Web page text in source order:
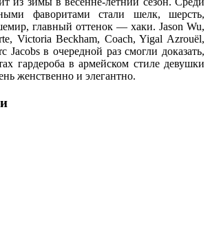
фаворитами стали шелк, шерсть,
главный оттенок — хаки. Jason Wu,
Victoria Beckham, Coach, Yigal Azrouël,
Jacobs в очередной раз смогли доказать,
гардероба в армейском стиле девушки
женственно и элегантно.